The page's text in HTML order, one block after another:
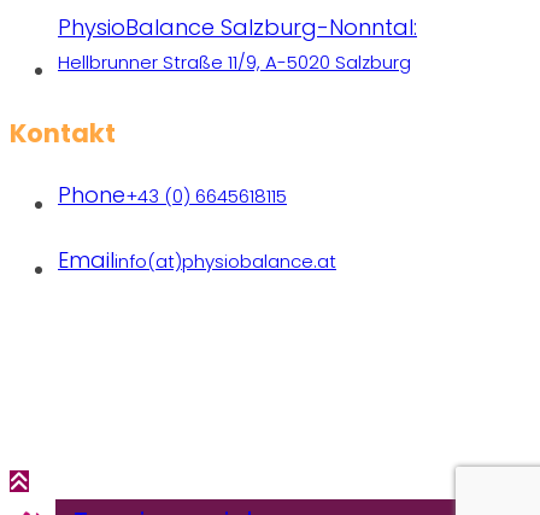
PhysioBalance Salzburg-Nonntal:
Hellbrunner Straße 11/9, A-5020 Salzburg
Kontakt
Phone+43 (0) 6645618115
Emailinfo(at)physiobalance.at